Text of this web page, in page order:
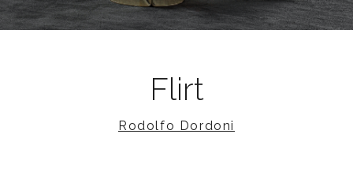
Flirt
Rodolfo Dordoni